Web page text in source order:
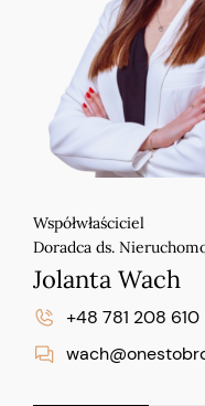
Współwłaściciel
Doradca ds.
Jolanta Wach
+48 781 208 610